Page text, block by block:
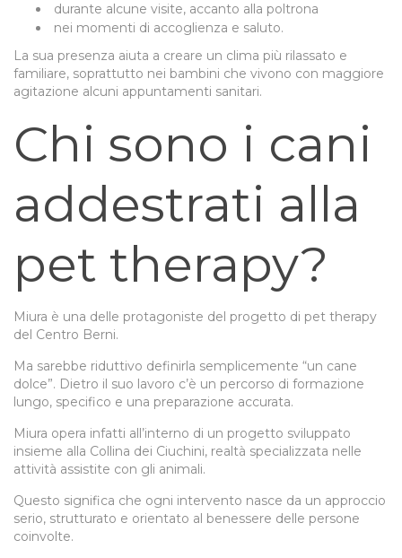
durante alcune visite, accanto alla poltrona
nei momenti di accoglienza e saluto.
La sua presenza aiuta a creare un clima più rilassato e
familiare, soprattutto nei bambini che vivono con maggiore
agitazione alcuni appuntamenti sanitari.
Chi sono i cani
addestrati alla
pet therapy?
Miura è una delle protagoniste del progetto di pet therapy
del Centro Berni.
Ma sarebbe riduttivo definirla semplicemente “un cane
dolce”. Dietro il suo lavoro c’è un percorso di formazione
lungo, specifico e una preparazione accurata.
Miura opera infatti all’interno di un progetto sviluppato
insieme alla Collina dei Ciuchini, realtà specializzata nelle
attività assistite con gli animali.
Questo significa che ogni intervento nasce da un approccio
serio, strutturato e orientato al benessere delle persone
coinvolte.